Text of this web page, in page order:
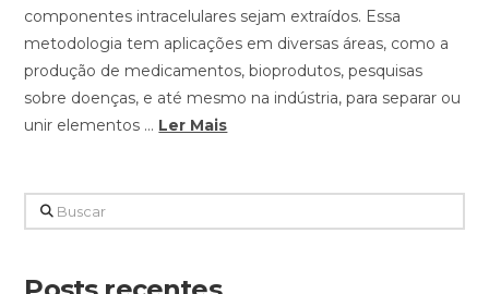
componentes intracelulares sejam extraídos. Essa
metodologia tem aplicações em diversas áreas, como a
produção de medicamentos, bioprodutos, pesquisas
sobre doenças, e até mesmo na indústria, para separar ou
unir elementos … Ler Mais
Buscar